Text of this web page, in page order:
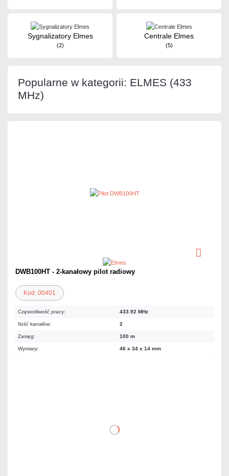
Sygnalizatory Elmes
(2)
Centrale Elmes
(5)
Popularne w kategorii: ELMES (433
MHz)
DWB100HT - 2-kanałowy pilot radiowy
Kod: 00401
Częstotliwość pracy: 433.92 MHz
Ilość kanałów: 2
Zasięg: 100 m
Wymiary: 46 x 34 x 14 mm
DO KOSZYKA